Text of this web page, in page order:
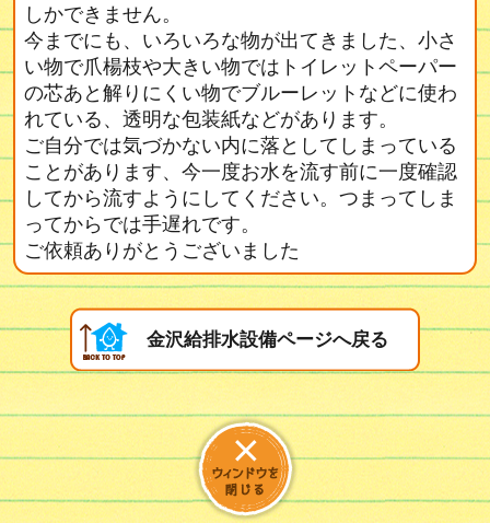
しかできません。
今までにも、いろいろな物が出てきました、小さ
い物で爪楊枝や大きい物ではトイレットペーパー
の芯あと解りにくい物でブルーレットなどに使わ
れている、透明な包装紙などがあります。
ご自分では気づかない内に落としてしまっている
ことがあります、今一度お水を流す前に一度確認
してから流すようにしてください。つまってしま
ってからでは手遅れです。
ご依頼ありがとうございました
金沢給排水設備ページへ戻る